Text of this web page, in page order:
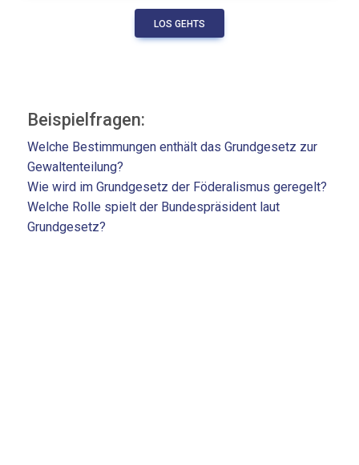
LOS GEHTS
Beispielfragen:
Welche Bestimmungen enthält das Grundgesetz zur
Gewaltenteilung?
Wie wird im Grundgesetz der Föderalismus geregelt?
Welche Rolle spielt der Bundespräsident laut
Grundgesetz?